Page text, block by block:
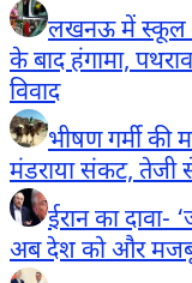
लखनऊ में स्कूल
के बाद हंगामा,
विवाद
भीषण गर्मी की
मंडराया संकट, तेजी
ईरान का
अब देश को और